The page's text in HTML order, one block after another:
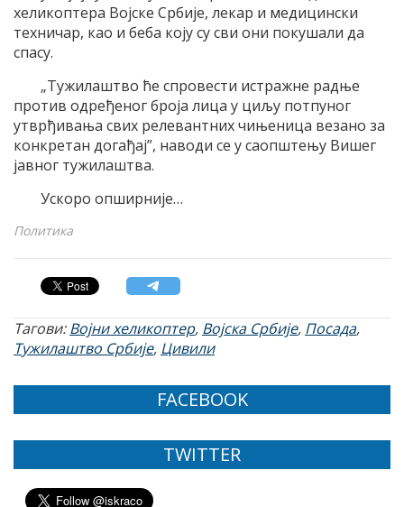
хеликоптера Војске Србије, лекар и медицински
техничар, као и беба коју су сви они покушали да
спасу.
„Тужилаштво ће спровести истражне радње
против одређеног броја лица у циљу потпуног
утврђивања свих релевантних чињеница везано за
конкретан догађај”, наводи се у саопштењу Вишег
јавног тужилаштва.
Ускоро опширније…
Политика
Тагови:Војни хеликоптер, Војска Србије, Посада,
Тужилаштво Србије, Цивили
FACEBOOK
TWITTER